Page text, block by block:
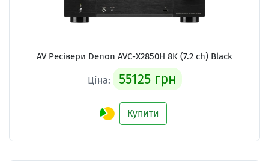
AV Ресівери Denon AVC-X2850H 8K (7.2 сh) Black
Ціна: 55125 грн
Купити